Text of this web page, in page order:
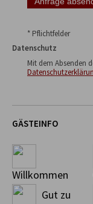
* Pflichtfelder
Datenschutz
Mit dem Absenden
GÄSTEINFO
Willkommen
Gut zu